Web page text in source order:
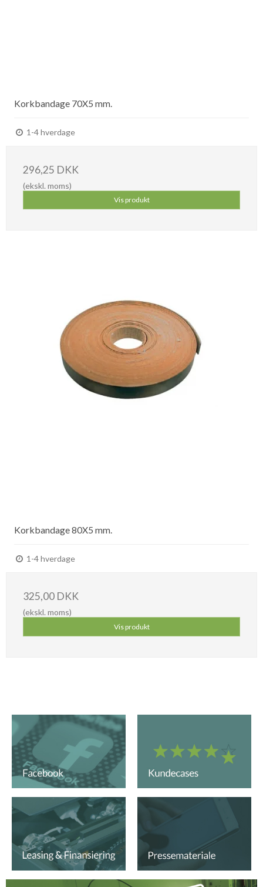
Korkbandage 70X5 mm.
1-4 hverdage
296,25 DKK
(ekskl. moms)
Vis produkt
Korkbandage 80X5 mm.
1-4 hverdage
325,00 DKK
(ekskl. moms)
Vis produkt